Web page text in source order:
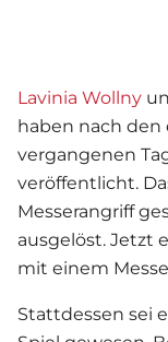
Lavinia Wollny
haben nach
vergangenen
veröffentlicht.
Messerangriff
ausgelöst. Jetzt
mit einem
Stattdessen sei